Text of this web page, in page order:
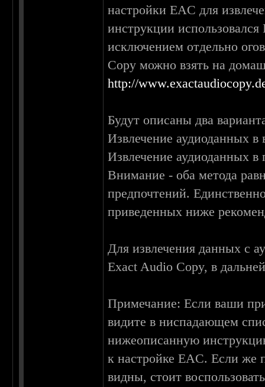
настройки EAC для
инструкции
исключением отдельно
Copy можно взять на
http://
Будут описаны два
Извлечение аудиоданных в
Извлечение аудиоданных
Внимание - оба метода
предпочтений.
приведенных ниже
Для извлечения данных с
Exact Audio Copy, в
Примечание: Если ваши
видите в ниспадающем
нижеописанную
к настройке EAC. Если же
видны, стоит